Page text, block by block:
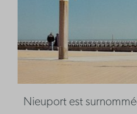
Nieuport est